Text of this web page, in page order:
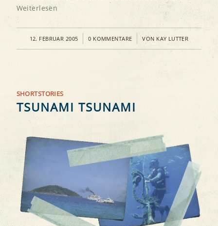
Weiterlesen
12. FEBRUAR 2005
/ 0 KOMMENTARE
/ VON KAY LUTTER
SHORTSTORIES
TSUNAMI TSUNAMI